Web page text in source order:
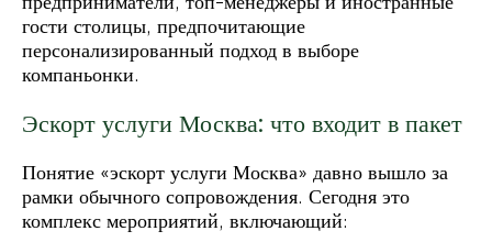
гости столицы, предпочитающие
персонализированный подход в выборе
компаньонки.
Эскорт услуги Москва: что входит в пакет
Понятие «эскорт услуги Москва» давно вышло за
рамки обычного сопровождения. Сегодня это
комплекс мероприятий, включающий: